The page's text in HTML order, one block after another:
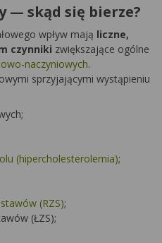
— skąd się bierze?
wpływ mają liczne,
czynniki zwiększające ogólne
naczyniowych.
sprzyjającymi wystąpieniu
(hipercholesterolemia);
(RZS);
(ŁZS);